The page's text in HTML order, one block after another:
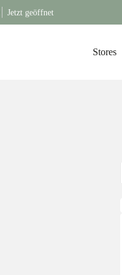
Jetzt geöffnet
Stores